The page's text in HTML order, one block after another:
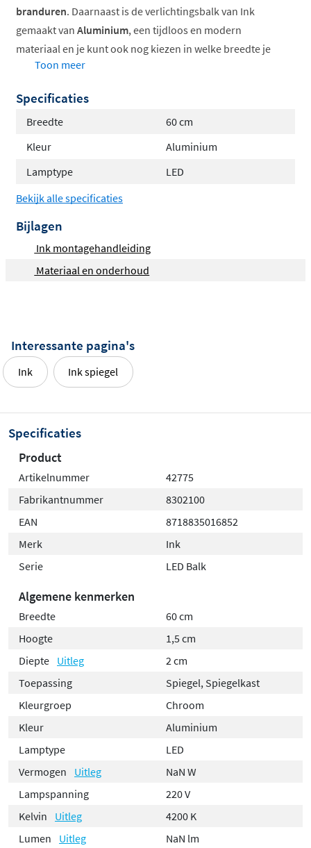
branduren. Daarnaast is de verlichtingsbalk van Ink
gemaakt van Aluminium, een tijdloos en modern
materiaal en je kunt ook nog kiezen in welke breedte je
de verlichtingsbalk wilt hebben.
LED verlichtingsbalk
IP44
Toon meer
Specificaties
Breedte
60 cm
Kleur
Aluminium
Lamptype
LED
Bekijk alle specificaties
Bijlagen
Ink montagehandleiding
Materiaal en onderhoud
Interessante pagina's
Ink Ink spiegel
Specificaties
Product
Artikelnummer
42775
Fabrikantnummer
8302100
EAN
8718835016852
Merk
Ink
Serie
LED Balk
Algemene kenmerken
Breedte
60 cm
Hoogte
1,5 cm
Diepte Uitleg
2 cm
Toepassing
Spiegel, Spiegelkast
Kleurgroep
Chroom
Kleur
Aluminium
Lamptype
LED
Vermogen
Uitleg
NaN W
Lampspanning
220 V
Kelvin
Uitleg
4200 K
Lumen
Uitleg NaN lm